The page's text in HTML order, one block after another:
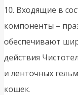
10. Входящие в
компоненты –
обеспечивают
действия
и ленточных
кошек.